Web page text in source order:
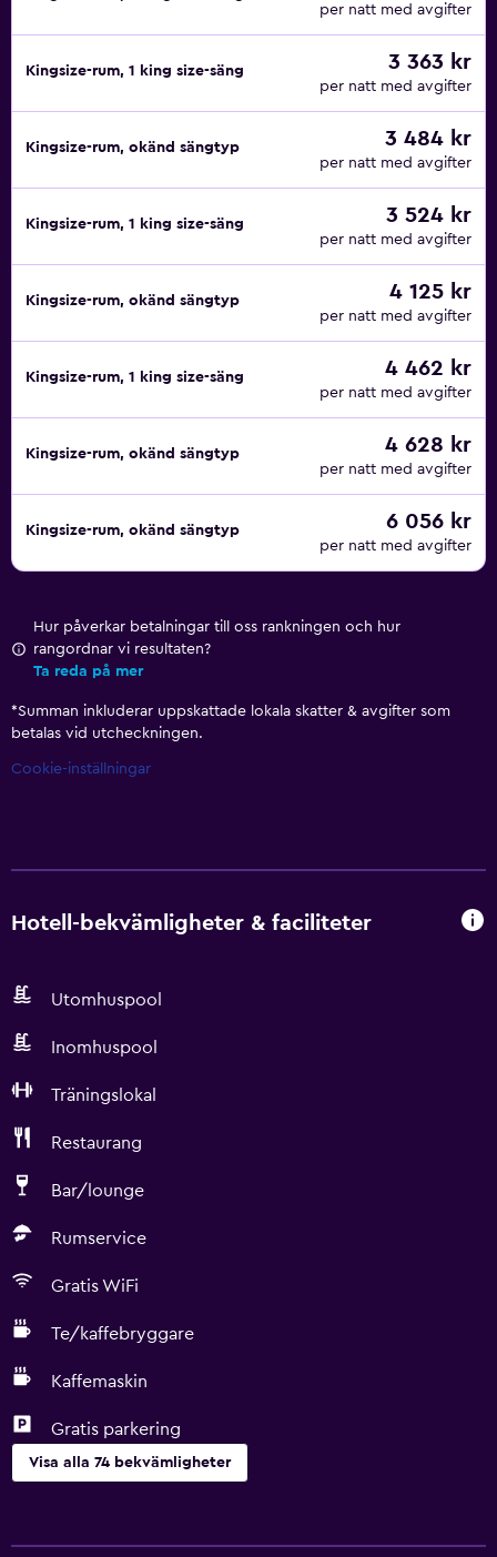
per natt med avgifter
Kingsize-rum, 1 king size-säng 3 363 kr
per natt med avgifter
Kingsize-rum, okänd sängtyp 3 484 kr
per natt med avgifter
Kingsize-rum, 1 king size-säng 3 524 kr
per natt med avgifter
Kingsize-rum, okänd sängtyp 4 125 kr
per natt med avgifter
Kingsize-rum, 1 king size-säng 4 462 kr
per natt med avgifter
Kingsize-rum, okänd sängtyp 4 628 kr
per natt med avgifter
Kingsize-rum, okänd sängtyp 6 056 kr
per natt med avgifter
Hur påverkar betalningar till oss rankningen och hur
rangordnar vi resultaten?
Ta reda på mer
*Summan inkluderar uppskattade lokala skatter & avgifter som
betalas vid utcheckningen.
Cookie-inställningar
Hotell-bekvämligheter & faciliteter
Utomhuspool
Inomhuspool
Träningslokal
Restaurang
Bar/lounge
Rumservice
Gratis WiFi
Te/kaffebryggare
Kaffemaskin
Gratis parkering
Visa alla 74 bekvämligheter
Konferensrum